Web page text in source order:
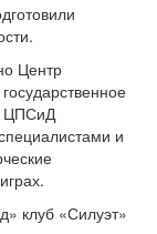
Центр
ЦПСиД
и
клуб «Силуэт»